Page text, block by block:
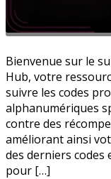
Bienvenue sur le
Hub, votre
suivre les codes
alphanumériques
contre des
améliorant ainsi
des derniers codes
pour […]